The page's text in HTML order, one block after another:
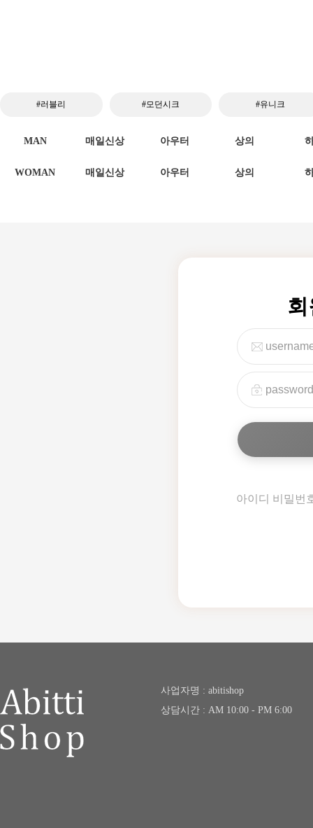
#러블리 #모던시크 #유니크
MAN 매일신상 아우터 상의
WOMAN 매일신상 아우터 상의
아이디 비밀번
사업자명 : abitishop
상담시간 : AM 10:00 - PM 6:00